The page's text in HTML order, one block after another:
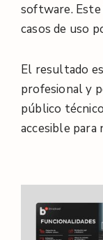
software. Este
casos de uso
El resultado
profesional y
público
accesible para